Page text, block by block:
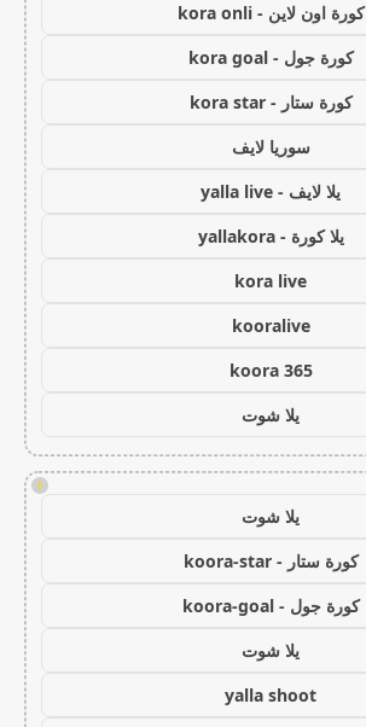
كورة اون لاين - kora onli
كورة جول - kora goal
كورة ستار - kora star
سوريا لايف
يلا لايف - yalla live
يلا كورة - yallakora
kora live
kooralive
koora 365
يلا شوت
!
يلا شوت
كورة ستار - koora-star
كورة جول - koora-goal
يلا شوت
yalla shoot